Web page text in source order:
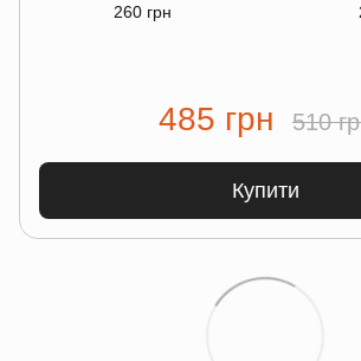
260 грн
485 грн 510
Купити